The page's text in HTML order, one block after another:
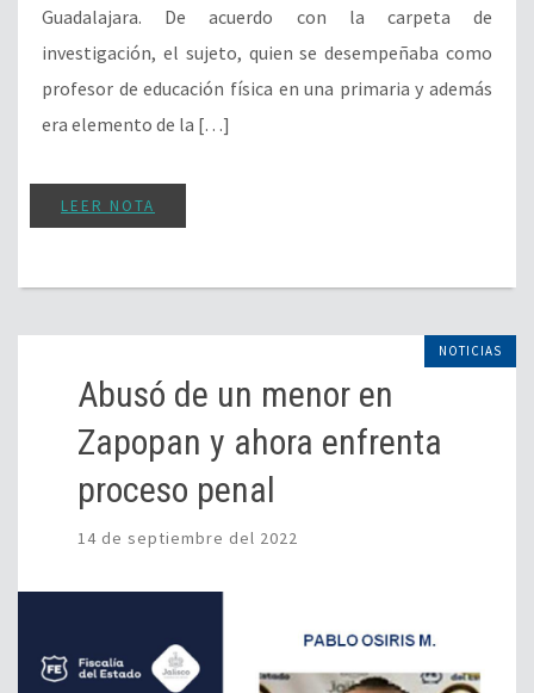
Guadalajara. De acuerdo con la carpeta de
investigación, el sujeto, quien se desempeñaba como
profesor de educación física en una primaria y además
era elemento de la […]
LEER NOTA
NOTICIAS
Abusó de un menor en
Zapopan y ahora enfrenta
proceso penal
14 de septiembre del 2022